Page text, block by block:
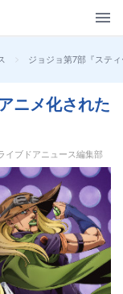
> ジョジョ第7部『ステ
ニメ化された
イブドアニュース編集部